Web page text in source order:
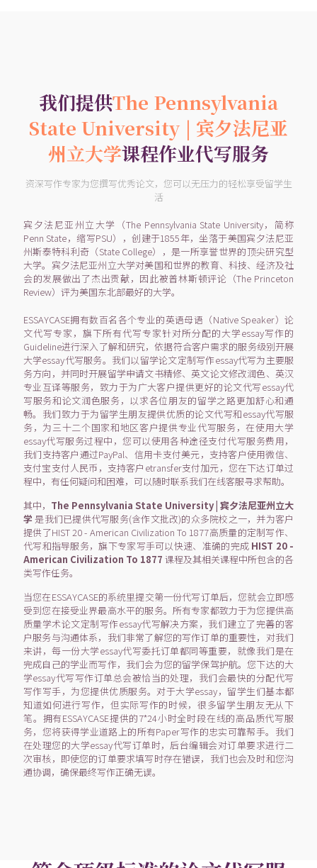
我们提供The Pennsylvania
State University | 宾夕法尼亚
州立大学课程作业代写服务
资深写作专家为您撰写优秀论文，您可以无压力的轻松享受留学生
活
宾夕法尼亚州立大学（The Pennsylvania State University，简称
Penn State，缩写PSU），创建于1855年，坐落于美国宾夕法尼亚
州斯泰特科利奇（State College），是一所享誉世界的顶尖研究型
大学。宾夕法尼亚州立大学对美国和世界的教育、科技、经济及社
会的发展做出了杰出贡献，因此被普林斯顿评论（The Princeton
Review）评为美国东北部最好的大学。
ESSAYCASE拥有数百名各个专业的英语母语（Native Speaker）论
文代写专家，旗下所有代写专家针对所分配的大学essay写作的
Guideline进行深入了解和研究，依据符合客户需求的服务级别开展
大学essay代写服务。我们以留学论文定制写作essay代写为主要服
务方向，并同时开展留学申请文书精修、英文论文修改润色、英汉
专业互译等服务，致力于为广大客户提供更好的论文代写essay代
写服务和论文润色服务，以求各位朋友的留学之路更加舒心和通
畅。我们致力于为留学生朋友提供优质的论文代写和essay代写服
务，为三十二个国家和地区客户提供专业代写服务，在使用大学
essay代写服务过程中，您可以使用各种途径支付代写服务费用，
我们支持客户通过PayPal、信用卡支付美元，支持客户使用微信、
支付宝支付人民币，支持客户etransfer支付加元，您在下达订单过
程中，有任何疑问和困难，可以随时联系我们在线客服寻求帮助。
其中， The Pennsylvania State University | 宾夕法尼亚州立大
学 是我们已提供代写服务(含作文批改)的众多院校之一，并为客户
提供了HIST 20 - American Civilization To 1877高质量的定制写作、
代写和指导服务，旗下专家写手可以快速、准确的完成 HIST 20 -
American Civilization To 1877 课程及其相关课程中所包含的各
类写作任务。
当您在ESSAYCASE的系统里提交第一份代写订单后，您就会立即感
受到您在接受业界最高水平的服务。所有专家都致力于为您提供高
质量学术论文定制写作essay代写解决方案，我们建立了完善的客
户服务与沟通体系，我们非常了解您的写作订单的重要性，对我们
来讲，每一份大学essay代写委托订单都同等重要，就像我们是在
完成自己的学业而写作，我们会为您的留学保驾护航。您下达的大
学essay代写写作订单总会被恰当的处理，我们会最快的分配代写
写作写手，为您提供优质服务。对于大学essay，留学生们基本都
知道如何进行写作，但实际写作的时候，很多留学生朋友无从下
笔。拥有ESSAYCASE提供的7*24小时全时段在线的高品质代写服
务，您将获得学业道路上的所有Paper写作的忠实可靠帮手。我们
在处理您的大学essay代写订单时，后台编辑会对订单要求进行二
次审核，即使您的订单要求填写时存在错误，我们也会及时和您沟
通协调，确保最终写作正确无误。